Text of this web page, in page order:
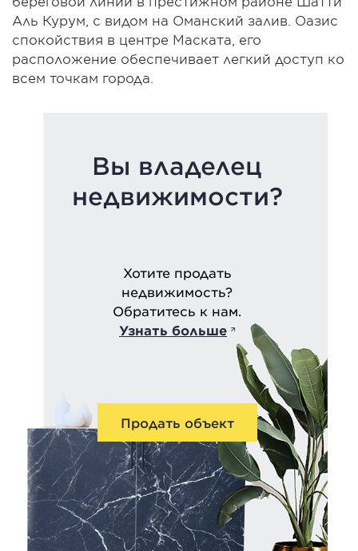
Аль Курум, с видом на Оманский залив. Оазис
спокойствия в центре Маската, его
расположение обеспечивает легкий доступ ко
всем точкам города.
Вы владелец
недвижимости?
Хотите продать
недвижимость?
Обратитесь к нам.
Узнать больше
Продать объект